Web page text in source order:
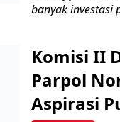
banyak investasi
Komisi II
Parpol
Aspirasi